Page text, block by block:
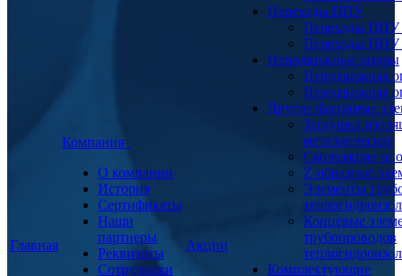
Главная
Компания
О компании
История
Сертификаты
Наши
партнеры
Реквизиты
Сотрудники
Акции
Переходы ППУ
Переходы
Переходы
Неподвижные опоры
Неподвижная
Неподвижная
Другие фасонные
Заглушка
металлическая
Скользящие
Z-образные
Элементы
Концевые
трубопроводов
Комплектующие